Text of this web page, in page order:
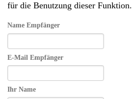
für die Benutzung dieser Funktion.
Name Empfänger
E-Mail Empfänger
Ihr Name